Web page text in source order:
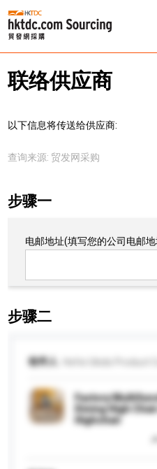
联络供应商
以下信息将传送给供应商:
查询来源: 贸发网采购
步骤一
电邮地址(填写您的公司电邮
步骤二
收件人
Factory
Dining High
Highchair